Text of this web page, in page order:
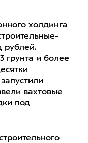
холдинга
рублей.
грунта и более
вахтовые
под